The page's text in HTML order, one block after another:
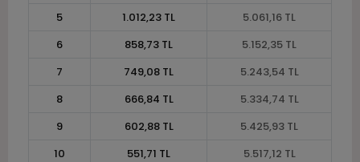
5
1.012,23 TL
5.061,16 TL
6
858,73 TL
5.152,35 TL
7
749,08 TL
5.243,54 TL
8
666,84 TL
5.334,74 TL
9
602,88 TL
5.425,93 TL
10
551,71 TL
5.517,12 TL